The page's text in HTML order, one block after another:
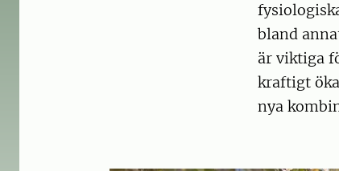
bland
är viktiga
kraftigt
nya